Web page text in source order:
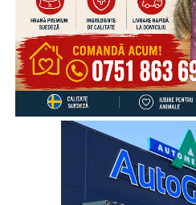
https://www.facebook.com/
ABONEAZA-TE la canalul „De
https://www.youtube.com/
sub_confirmation=1